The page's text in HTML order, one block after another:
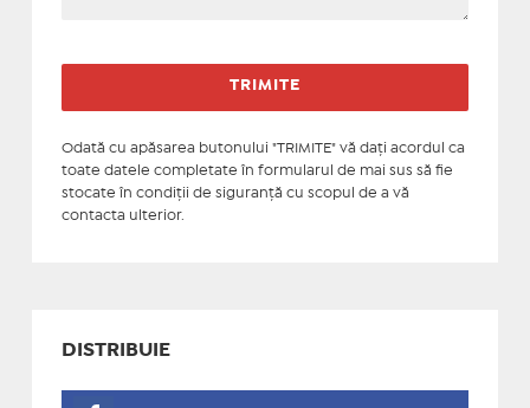
Odată cu apăsarea butonului "TRIMITE" vă daţi acordul ca
toate datele completate în formularul de mai sus să fie
stocate în condiţii de siguranţă cu scopul de a vă
contacta ulterior.
DISTRIBUIE